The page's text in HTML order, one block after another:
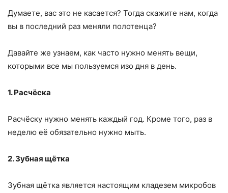
Думаете, вас это не касается? Тогда скажите нам, когда
вы в последний раз меняли полотенца?
Давайте же узнаем, как часто нужно менять вещи,
которыми все мы пользуемся изо дня в день.
1. Расчёска
Расчёску нужно менять каждый год. Кроме того, раз в
неделю её обязательно нужно мыть.
2. Зубная щётка
Зубная щётка является настоящим кладезем микробов